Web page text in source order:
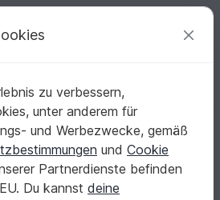
einloggen Kostenlos registrieren
Weitere Taschen
Fuchs
zu verbessern,
unter anderem für
und Werbezwecke, gemäß
und Cookie
Partnerdienste befinden
Du kannst deine